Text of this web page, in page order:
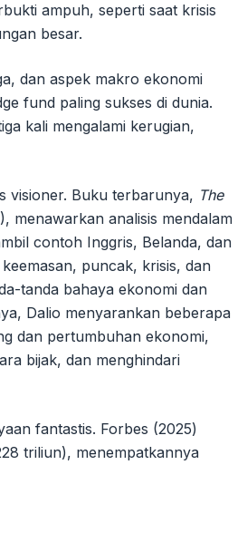
ampuh, seperti saat krisis
besar.
dan aspek makro ekonomi
fund paling sukses di dunia.
kali mengalami kerugian,
visioner. Buku terbarunya, The
menawarkan analisis mendalam
contoh Inggris, Belanda, dan
puncak, krisis, dan
tanda bahaya ekonomi dan
Dalio menyarankan beberapa
dan pertumbuhan ekonomi,
bijak, dan menghindari
fantastis. Forbes (2025)
triliun), menempatkannya